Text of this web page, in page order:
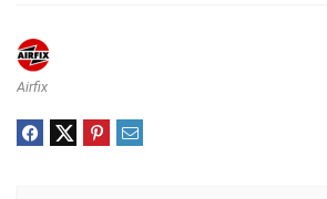
Airfix